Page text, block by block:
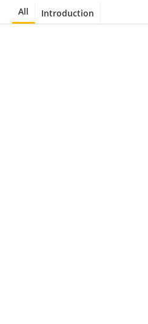
All Introduction